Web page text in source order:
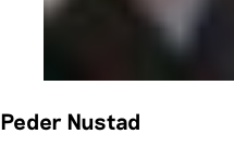
Peder Nustad